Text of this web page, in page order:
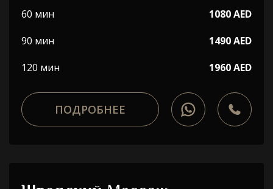
60 мин
1080 AED
90 мин
1490 AED
120 мин
1960 AED
ПОДРОБНЕЕ